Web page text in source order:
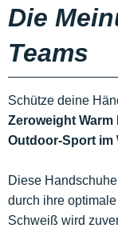
Die
Teams
Schütze deine
Zeroweight
Outdoor-Sport im
Diese
durch ihre optimale
Schweiß wird